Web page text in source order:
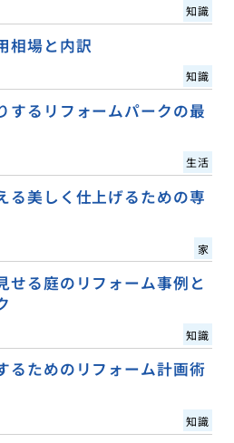
知識
相場と内訳
知識
するリフォームパークの最
生活
る美しく仕上げるための専
家
せる庭のリフォーム事例と
知識
るためのリフォーム計画術
知識